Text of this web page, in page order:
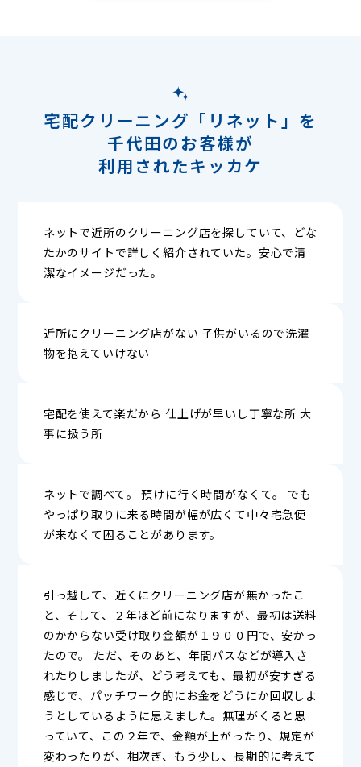
宅配クリーニング「リネット」を
千代田のお客様が
利用されたキッカケ
ネットで近所のクリーニング店を探していて、どな
たかのサイトで詳しく紹介されていた。安心で清
潔なイメージだった。
近所にクリーニング店がない 子供がいるので洗濯
物を抱えていけない
宅配を使えて楽だから 仕上げが早いし丁寧な所 大
事に扱う所
ネットで調べて。 預けに行く時間がなくて。 でも
やっぱり取りに来る時間が幅が広くて中々宅急便
が来なくて困ることがあります。
引っ越して、近くにクリーニング店が無かったこ
と、そして、２年ほど前になりますが、最初は送料
のかからない受け取り金額が１９００円で、安かっ
たので。 ただ、そのあと、年間パスなどが導入さ
れたりしましたが、どう考えても、最初が安すぎる
感じで、パッチワーク的にお金をどうにか回収しよ
うとしているように思えました。無理がくると思
っていて、この２年で、金額が上がったり、規定が
変わったりが、相次ぎ、もう少し、長期的に考えて